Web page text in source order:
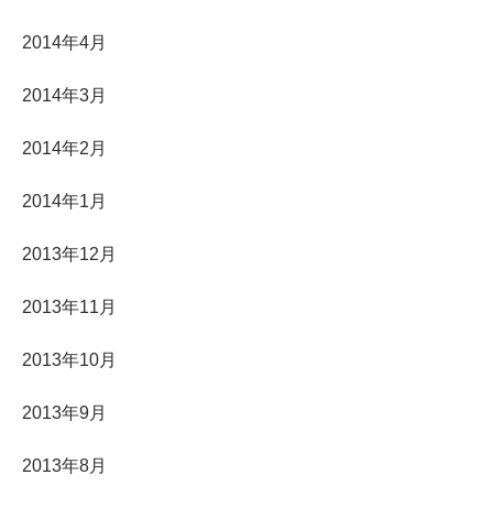
2014年4月
2014年3月
2014年2月
2014年1月
2013年12月
2013年11月
2013年10月
2013年9月
2013年8月